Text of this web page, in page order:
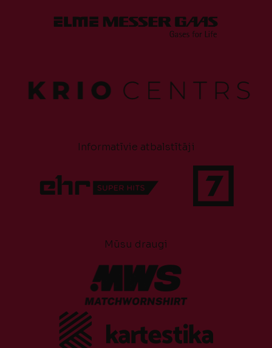
Informatīvie atbalstītāji
Mūsu draugi